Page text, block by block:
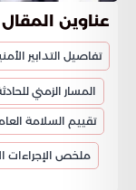
عناوين المقال
المسار الزمني
تقييم السلامة
ملخص الإجراءات